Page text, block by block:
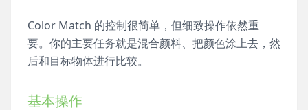
Color Match 的控制很简单，但细致操作依然重
要。你的主要任务就是混合颜料、把颜色涂上去，然
后和目标物体进行比较。
基本操作